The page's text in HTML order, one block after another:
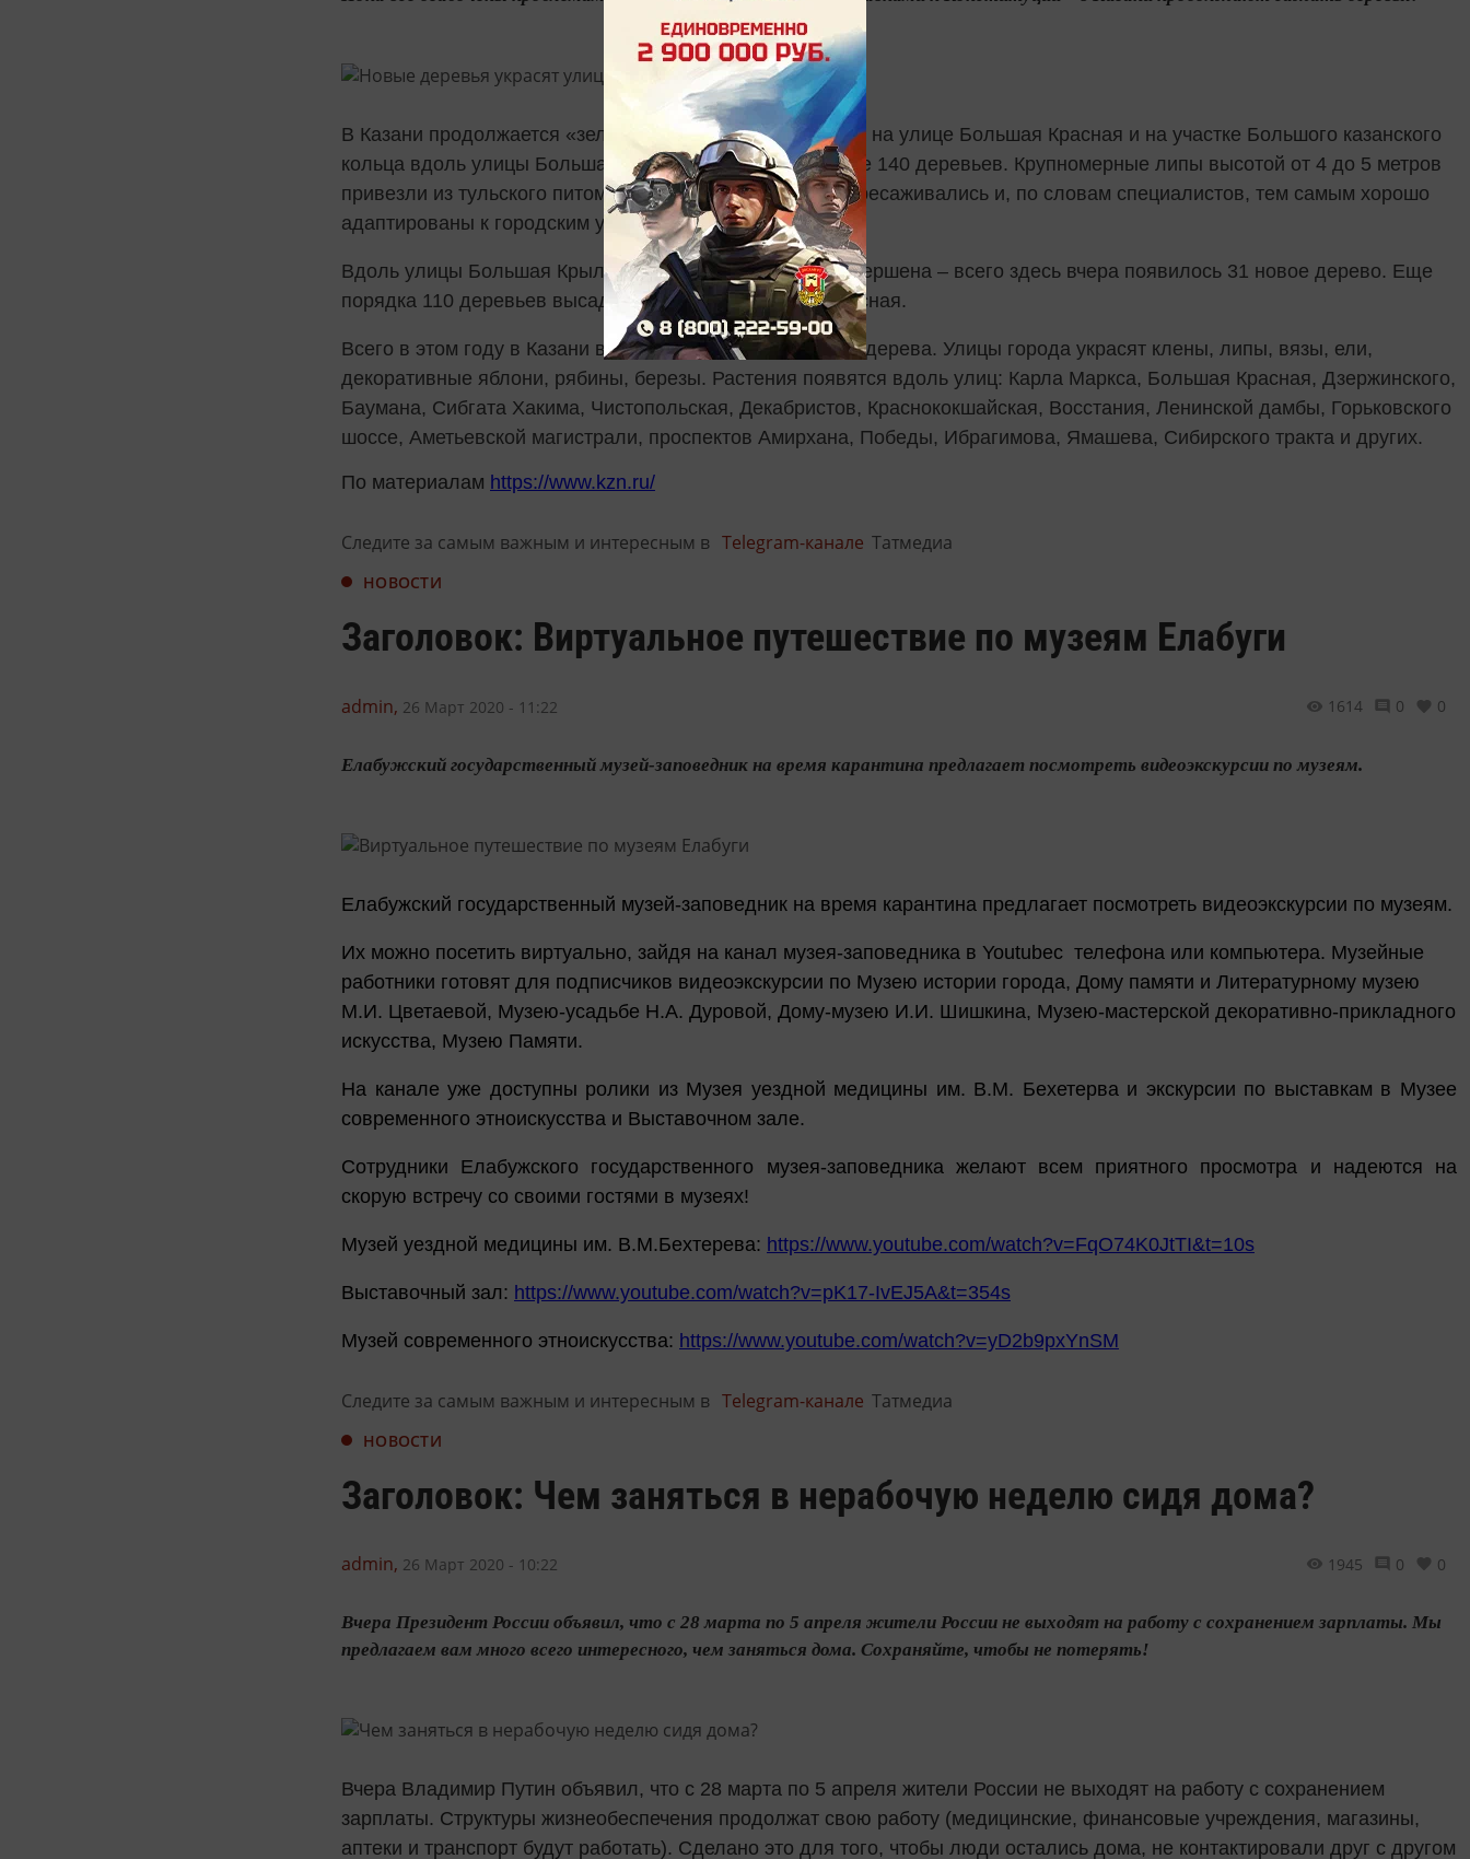
В Казани продолжается «зеленая реконструкция». Вчера на улице Большая Красная и на участке Большого казанского
кольца вдоль улицы Большая Крыловка высадили более 140 деревьев. Крупномерные липы высотой от 4 до 5 метров
привезли из тульского питомника. Они неоднократно пересаживались и, по словам специалистов, тем самым хорошо
адаптированы к городским условиям.
Вдоль улицы Большая Крыловка высадка лип почти завершена – всего здесь вчера появилось 31 новое дерево. Еще
порядка 110 деревьев высадили на улице Большая Красная.
Всего в этом году в Казани вдоль 22 улиц высадят 8324 дерева. Улицы города украсят клены, липы, вязы, ели,
декоративные яблони, рябины, березы. Растения появятся вдоль улиц: Карла Маркса, Большая Красная, Дзержинского,
Баумана, Сибгата Хакима, Чистопольская, Декабристов, Краснококшайская, Восстания, Ленинской дамбы, Горьковского
шоссе, Аметьевской магистрали, проспектов Амирхана, Победы, Ибрагимова, Ямашева, Сибирского тракта и других.
По материалам https://www.kzn.ru/
Следите за самым важным и интересным в Telegram-канале Татмедиа
НОВОСТИ
Заголовок: Виртуальное путешествие по музеям Елабуги
admin, 26 Март 2020 - 11:22 1614 0 0
Елабужский государственный музей-заповедник на время карантина предлагает посмотреть видеоэкскурсии по музеям.
Елабужский государственный музей-заповедник на время карантина предлагает посмотреть видеоэкскурсии по музеям.
Их можно посетить виртуально, зайдя на канал музея-заповедника в Youtubeс телефона или компьютера. Музейные
работники готовят для подписчиков видеоэкскурсии по Музею истории города, Дому памяти и Литературному музею
М.И. Цветаевой, Музею-усадьбе Н.А. Дуровой, Дому-музею И.И. Шишкина, Музею-мастерской декоративно-прикладного
искусства, Музею Памяти.
На канале уже доступны ролики из Музея уездной медицины им. В.М. Бехетерва и экскурсии по выставкам в Музее
современного этноискусства и Выставочном зале.
Сотрудники Елабужского государственного музея-заповедника желают всем приятного просмотра и надеются на
скорую встречу со своими гостями в музеях!
Музей уездной медицины им. В.М.Бехтерева: https://www.youtube.com/watch?v=FqO74K0JtTI&t=10s
Выставочный зал: https://www.youtube.com/watch?v=pK17-IvEJ5A&t=354s
Музей современного этноискусства: https://www.youtube.com/watch?v=yD2b9pxYnSM
Следите за самым важным и интересным в Telegram-канале Татмедиа
НОВОСТИ
Заголовок: Чем заняться в нерабочую неделю сидя дома?
admin, 26 Март 2020 - 10:22 1945 0 0
Вчера Президент России объявил, что с 28 марта по 5 апреля жители России не выходят на работу с сохранением зарплаты. Мы
предлагаем вам много всего интересного, чем заняться дома. Сохраняйте, чтобы не потерять!
Вчера Владимир Путин объявил, что с 28 марта по 5 апреля жители России не выходят на работу с сохранением
зарплаты. Структуры жизнеобеспечения продолжат свою работу (медицинские, финансовые учреждения, магазины,
аптеки и транспорт будут работать). Сделано это для того, чтобы люди остались дома, не контактировали друг с другом